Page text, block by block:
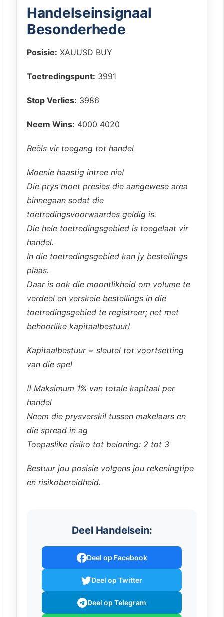
Handelseinsignaal
Besonderhede
Posisie: XAUUSD BUY
Toetredingspunt: 3991
Stop Verlies: 3986
Neem Wins: 4000 4020
Reëls vir toegang tot handel
Moenie haastig intree nie!
Die prys moet presies die aangewese area
binnegaan sodat die
toetredingsvoorwaardes geldig is.
Die hele toetredingsgebied is toegelaat vir
handel.
In die toetredingsgebied kan jy bestellings
plaas.
Daar is ook die moontlikheid om volume te
verdeel en verskeie bestellings in die
toetredingsgebied te registreer; net met
behoorlike kapitaalbestuur!
Kapitaalbestuur = sleutel tot voortsetting
van die spel
‼️ Maksimum 1% van totale kapitaal per
handel
Neem die prysverskil tussen makelaars en
die spread in ag
Toepaslike risiko tot beloning: 2 tot 3
Bestuur jou posisie volgens jou rekeningtipe
en risikobereidheid.
Deel Handelsein:
Deel op Facebook
Deel op Twitter
Deel op Telegram